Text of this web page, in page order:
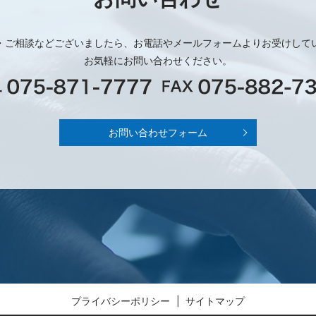
ご相談などございましたら、お電話やメールフォームよりお受けして
お気軽にお問い合わせください。
お問い合わせフォーム
プライバシーポリシー サイトマップ